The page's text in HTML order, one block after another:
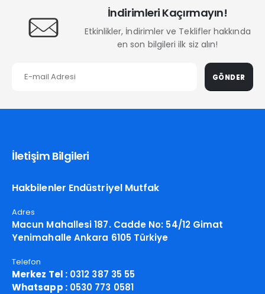
İndirimleri Kaçırmayın!
Etkinlikler, İndirimler ve Teklifler hakkında
en son bilgileri ilk siz alın!
GÖNDER
İletişim Bilgileri
Hakbilenler Endüstriyel Mutfak
Adres
Macun Mahallesi 187. Cadde No: 54/12 Gimat
Yenimahalle Ankara 6105 Türkiye
Telefon
Merkez Tel :0312 387 35 55
Whatsapp :0530 773 0581